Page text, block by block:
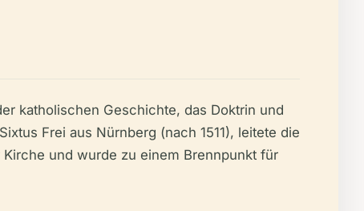
katholischen Geschichte, das Doktrin und
Frei aus Nürnberg (nach 1511), leitete die
und wurde zu einem Brennpunkt für